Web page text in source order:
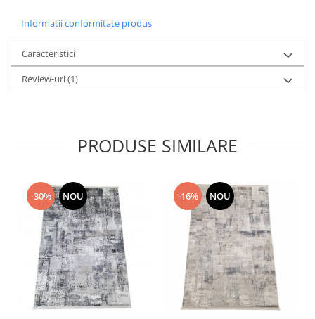
Informatii conformitate produs
Caracteristici
Review-uri(1)
PRODUSE SIMILARE
-30% NOU -16% NOU